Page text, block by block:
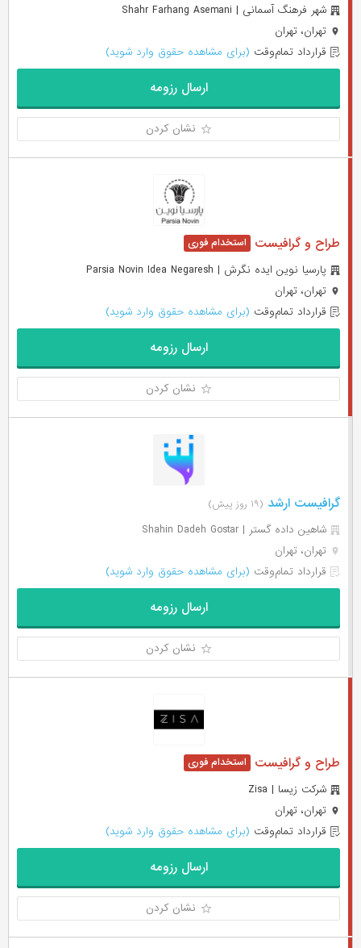
شهر فرهنگ آسمانی | Shahr Farhang Asemani
تهران، تهران
قرارداد تمام‌وقت (برای مشاهده حقوق وارد شوید)
ارسال رزومه
نشان کردن
طراح و گرافیست
پارسیا نوین ایده نگرش | Parsia Novin Idea Negaresh
تهران، تهران
قرارداد تمام‌وقت (برای مشاهده حقوق وارد شوید)
ارسال رزومه
نشان کردن
گرافیست ارشد (۱۹ روز پیش)
شاهین داده گستر | Shahin Dadeh Gostar
تهران، تهران
قرارداد تمام‌وقت (برای مشاهده حقوق وارد شوید)
ارسال رزومه
نشان کردن
طراح و گرافیست
شرکت زیسا | Zisa
تهران، تهران
قرارداد تمام‌وقت (برای مشاهده حقوق وارد شوید)
ارسال رزومه
نشان کردن